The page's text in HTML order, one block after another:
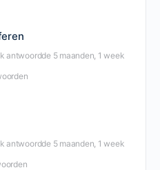
antwoordde 5 maanden, 1 week
antwoordde 5 maanden, 1 week